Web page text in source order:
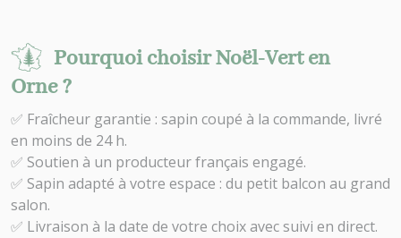
Pourquoi choisir Noël-Vert en
Orne ?
✅ Fraîcheur garantie : sapin coupé à la commande, livré
en moins de 24 h.
✅ Soutien à un producteur français engagé.
✅ Sapin adapté à votre espace : du petit balcon au grand
salon.
✅ Livraison à la date de votre choix avec suivi en direct.